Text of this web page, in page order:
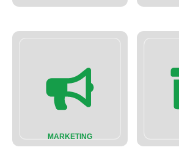
MARKETING